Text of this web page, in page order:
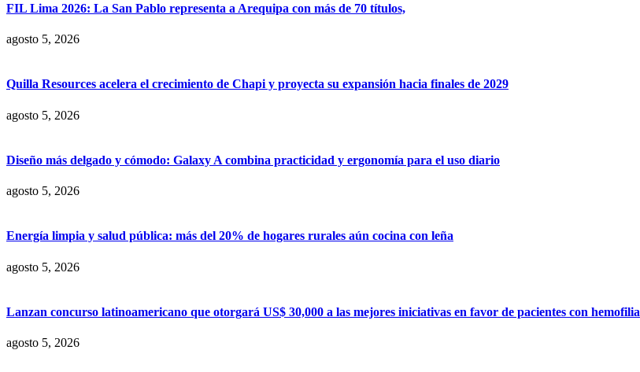
FIL Lima 2026: La San Pablo representa a Arequipa con más de 70 títulos,
agosto 5, 2026
Quilla Resources acelera el crecimiento de Chapi y proyecta su expansión hacia finales de 2029
agosto 5, 2026
Diseño más delgado y cómodo: Galaxy A combina practicidad y ergonomía para el uso diario
agosto 5, 2026
Energía limpia y salud pública: más del 20% de hogares rurales aún cocina con leña
agosto 5, 2026
Lanzan concurso latinoamericano que otorgará US$ 30,000 a las mejores iniciativas en favor de pacientes con hemofilia
agosto 5, 2026